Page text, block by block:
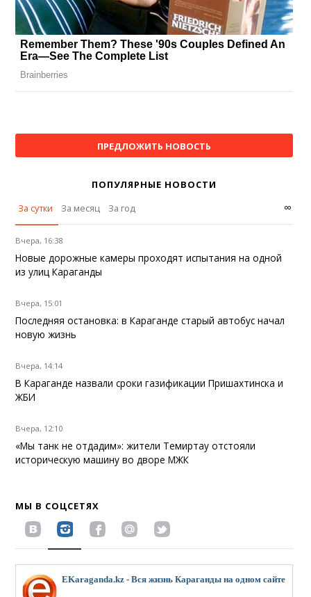
ПРЕДЛОЖИТЬ НОВОСТЬ
ПОПУЛЯРНЫЕ НОВОСТИ
За сутки
За месяц За год ∞
Вчера, 16:38
Новые дорожные камеры проходят испытания на одной
из улиц Караганды
Вчера, 15:01
Последняя остановка: в Караганде старый автобус начал
новую жизнь
Вчера, 14:14
В Караганде назвали сроки газификации Пришахтинска и
ЖБИ
Вчера, 12:10
«Мы танк не отдадим»: жители Темиртау отстояли
историческую машину во дворе МЖК
МЫ В СОЦСЕТЯХ
EKaraganda.kz - Вся жизнь Караганды на одном сайте